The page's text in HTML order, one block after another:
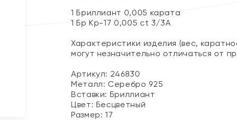
1 Бриллиант 0,005 карата
1 Бр Кр-17 0,005 ct 3/3А
Характеристики изделия (вес,
могут незначительно отличаться от
Артикул: 246830
Металл: Серебро 925
Вставки: Бриллиант
Цвет: Бесцветный
Размер:17